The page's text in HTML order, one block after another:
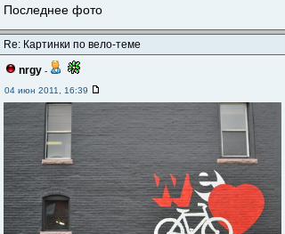
Последнее фото
Re: Картинки по вело-теме
nrgy -
04 июн 2011, 16:39